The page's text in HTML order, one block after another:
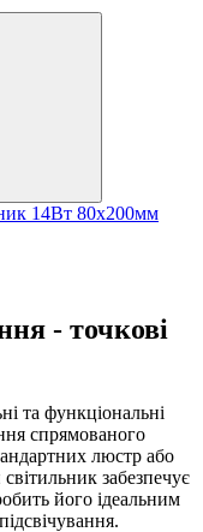
14Вт 80х200мм
- точкові
та функціональні
спрямованого
люстр або
забезпечує
його ідеальним